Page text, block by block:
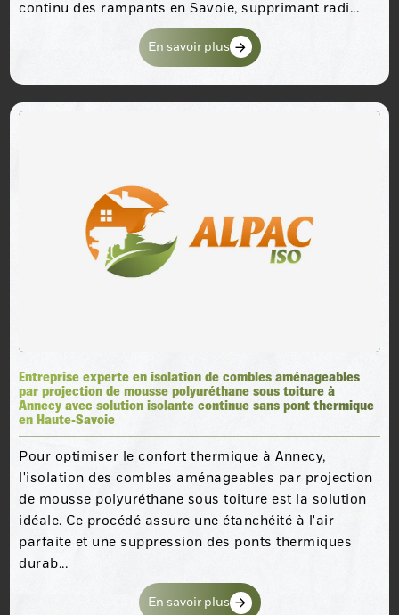
continu des rampants en Savoie, supprimant radi...
En savoir plus
Entreprise experte en isolation de combles aménageables
par projection de mousse polyuréthane sous toiture à
Annecy avec solution isolante continue sans pont thermique
en Haute-Savoie
Pour optimiser le confort thermique à Annecy,
l'isolation des combles aménageables par projection
de mousse polyuréthane sous toiture est la solution
idéale. Ce procédé assure une étanchéité à l'air
parfaite et une suppression des ponts thermiques
durab...
En savoir plus